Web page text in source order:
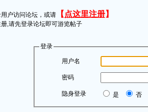
户访问论坛，或请 【 点这里注册】
,请先登录论坛即可游览帖子
登录
用户名
密码
隐身登录 是 否